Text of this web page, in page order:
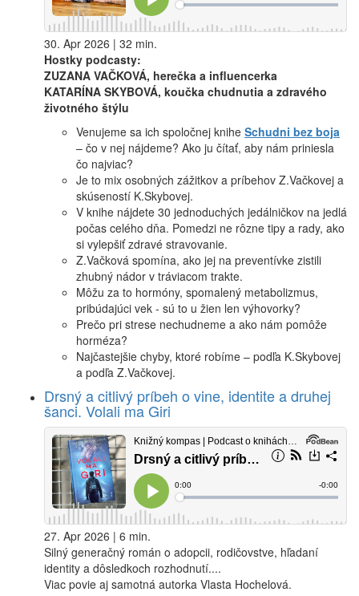
30. Apr 2026 | 32 min.
Hostky podcasty:
ZUZANA VAČKOVÁ, herečka a influencerka
KATARÍNA SKYBOVÁ, koučka chudnutia a zdravého
životného štýlu
Venujeme sa ich spoločnej knihe Schudni bez boja
– čo v nej nájdeme? Ako ju čítať, aby nám priniesla
čo najviac?
Je to mix osobných zážitkov a príbehov Z.Vačkovej a
skúseností K.Skybovej.
V knihe nájdete 30 jednoduchých jedálničkov na jedlá
počas celého dňa. Pomedzi ne rôzne tipy a rady, ako
si vylepšiť zdravé stravovanie.
Z.Vačková spomína, ako jej na preventívke zistili
zhubný nádor v tráviacom trakte.
Môžu za to hormóny, spomalený metabolizmus,
pribúdajúci vek - sú to u žien len výhovorky?
Prečo pri strese nechudneme a ako nám pomôže
horméza?
Najčastejšie chyby, ktoré robíme – podľa K.Skybovej
a podľa Z.Vačkovej.
Drsný a citlivý príbeh o vine, identite a druhej
šanci. Volali ma Giri
27. Apr 2026 | 6 min.
Silný generačný román o adopcii, rodičovstve, hľadaní
identity a dôsledkoch rozhodnutí....
Viac povie aj samotná autorka Vlasta Hochelová.